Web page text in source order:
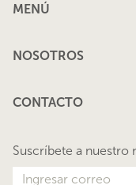
MENÚ
Nosotros
Blog
NOSOTROS
CONTACTO
Suscríbete a nuestro